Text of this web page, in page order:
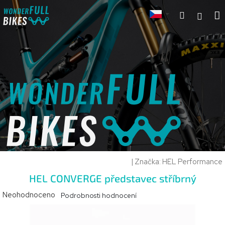
Přejít
na
obsah
Hledat
| Značka: HEL Performance
HEL CONVERGE představec stříbrný
Průměrné
Neohodnoceno Podrobnosti hodnocení